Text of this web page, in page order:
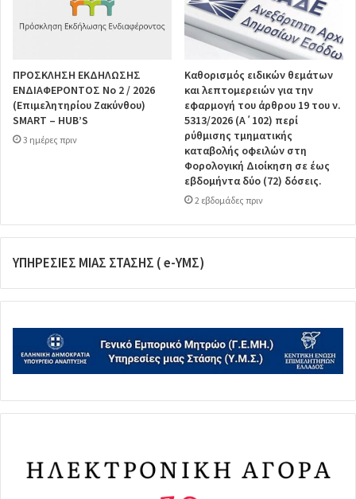
ΠΡΟΣΚΛΗΣΗ ΕΚΔΗΛΩΣΗΣ
ΕΝΔΙΑΦΕΡΟΝΤΟΣ Νο 2 / 2026
(Επιμελητηρίου Ζακύνθου)
SMART – HUB’S
3 ημέρες πριν
Καθορισμός ειδικών θεμάτων
και λεπτομερειών για την
εφαρμογή του άρθρου 19 του ν.
5313/2026 (Α΄102) περί
ρύθμισης τμηματικής
καταβολής οφειλών στη
Φορολογική Διοίκηση σε έως
εβδομήντα δύο (72) δόσεις.
2 εβδομάδες πριν
ΥΠΗΡΕΣΙΕΣ ΜΙΑΣ ΣΤΑΣΗΣ ( e-ΥΜΣ)